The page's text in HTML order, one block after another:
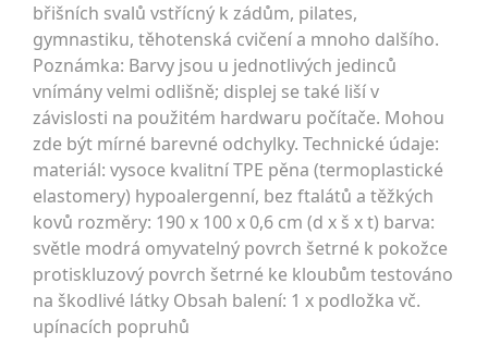
břišních svalů vstřícný k zádům, pilates,
gymnastiku, těhotenská cvičení a mnoho dalšího.
Poznámka: Barvy jsou u jednotlivých jedinců
vnímány velmi odlišně; displej se také liší v
závislosti na použitém hardwaru počítače. Mohou
zde být mírné barevné odchylky. Technické údaje:
materiál: vysoce kvalitní TPE pěna (termoplastické
elastomery) hypoalergenní, bez ftalátů a těžkých
kovů rozměry: 190 x 100 x 0,6 cm (d x š x t) barva:
světle modrá omyvatelný povrch šetrné k pokožce
protiskluzový povrch šetrné ke kloubům testováno
na škodlivé látky Obsah balení: 1 x podložka vč.
upínacích popruhů